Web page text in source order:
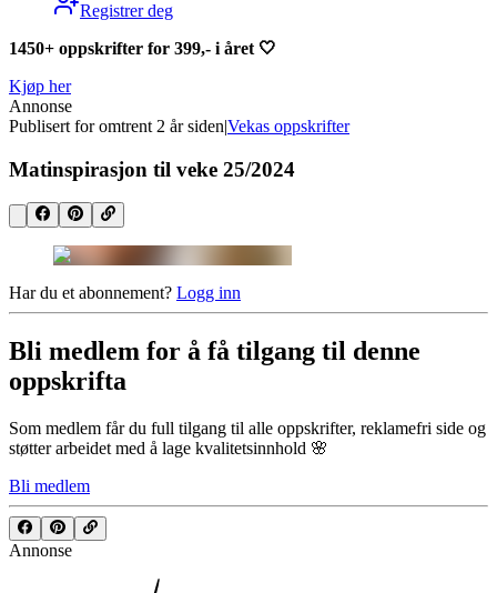
Registrer deg
1450+ oppskrifter for 399,- i året 🤍
Kjøp her
Annonse
Publisert for omtrent 2 år siden|Vekas oppskrifter
Matinspirasjon til veke 25/2024
Har du et abonnement? Logg inn
Bli medlem for å få tilgang til denne
oppskrifta
Som medlem får du full tilgang til alle oppskrifter, reklamefri side og
støtter arbeidet med å lage kvalitetsinnhold 🌸
Bli medlem
Annonse